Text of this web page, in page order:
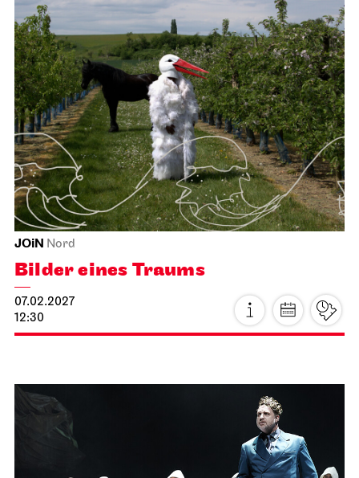
JOiN Nord
Bilder eines Traums
07.02.2027
12:30